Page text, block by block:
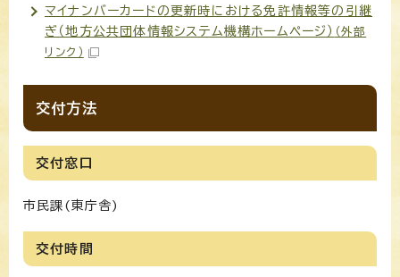
マイナンバーカードの更新時における免許情報等の引継
ぎ（地方公共団体情報システム機構ホームページ） （外部
リンク）
交付方法
交付窓口
市民課(東庁舎)
交付時間